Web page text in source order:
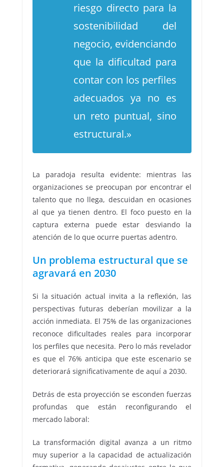
riesgo directo para la
sostenibilidad del
negocio, evidenciando
que la dificultad para
contar con los perfiles
adecuados ya no es
un reto puntual, sino
estructural.»
La paradoja resulta evidente: mientras las
organizaciones se preocupan por encontrar el
talento que no llega, descuidan en ocasiones
al que ya tienen dentro. El foco puesto en la
captura externa puede estar desviando la
atención de lo que ocurre puertas adentro.
Un problema estructural que se
agravará en 2030
Si la situación actual invita a la reflexión, las
perspectivas futuras deberían movilizar a la
acción inmediata. El 75% de las organizaciones
reconoce dificultades reales para incorporar
los perfiles que necesita. Pero lo más revelador
es que el 76% anticipa que este escenario se
deteriorará significativamente de aquí a 2030.
Detrás de esta proyección se esconden fuerzas
profundas que están reconfigurando el
mercado laboral:
La transformación digital avanza a un ritmo
muy superior a la capacidad de actualización